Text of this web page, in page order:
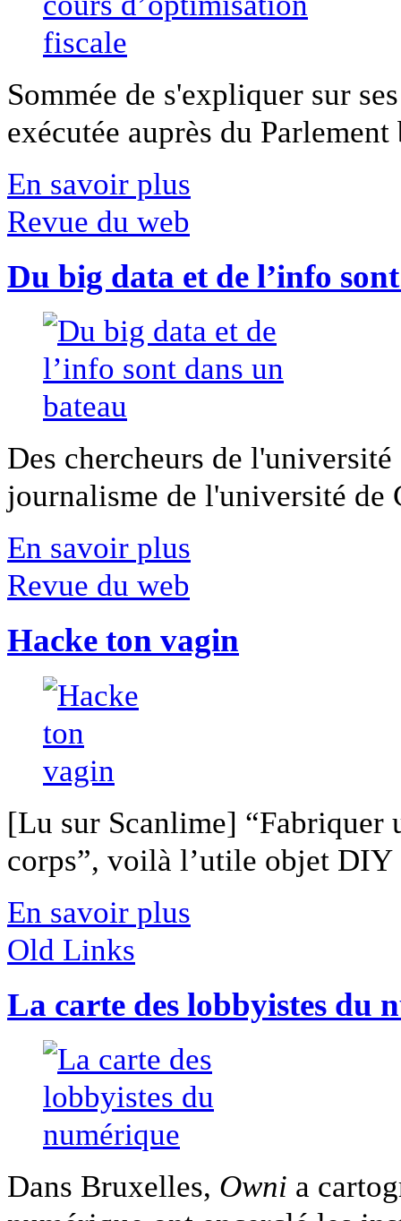
Sommée de s'expliquer sur
exécutée auprès du
En savoir plus
Revue du web
Du big data et de l’info
Des chercheurs de
journalisme de l'université
En savoir plus
Revue du web
Hacke ton vagin
[Lu sur Scanlime] “Fabriquer
corps”, voilà l’utile objet
En savoir plus
Old Links
La carte des lobbyistes du
Dans Bruxelles, Owni a